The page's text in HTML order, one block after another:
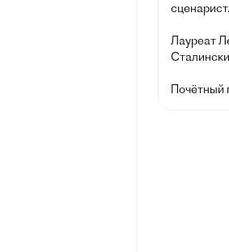
Лауреат
Почётный